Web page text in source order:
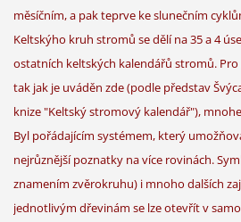
měsíčním, a pak teprve ke slunečním
Keltskýho kruh stromů se dělí na 35 a 4
ostatních keltských kalendářů stromů.
tak jak je uváděn zde (podle představ
knize "Keltský stromový kalendář"),
Byl pořádajícím systémem, který
nejrůznější poznatky na více rovinách.
znamením zvěrokruhu) i mnoho dalších
jednotlivým dřevinám se lze otevřít v